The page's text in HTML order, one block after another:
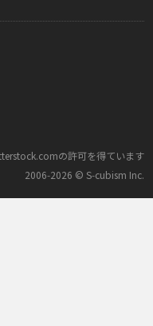
の許可を得ています
2006‑2026 © S‑cubism Inc.